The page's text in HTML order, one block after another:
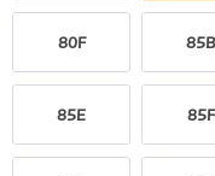
80F 85B
85E 85F